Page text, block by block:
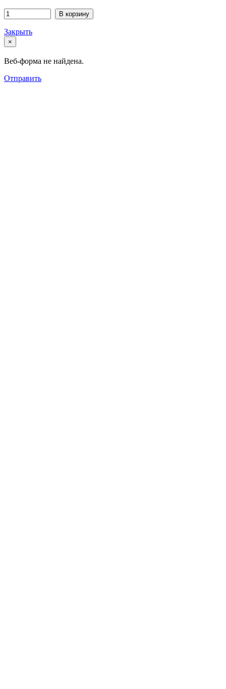
В корзину
Закрыть
×
Веб-форма не найдена.
Отправить